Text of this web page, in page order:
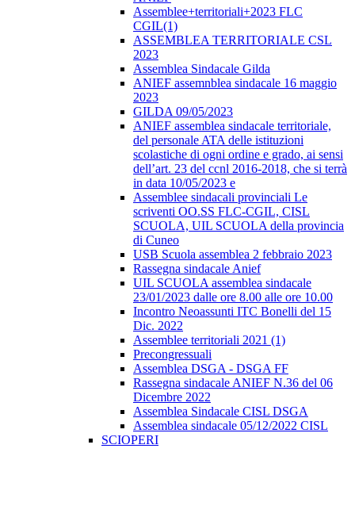
Assemblee+territoriali+2023 FLC
CGIL(1)
ASSEMBLEA TERRITORIALE CSL
2023
Assemblea Sindacale Gilda
ANIEF assemnblea sindacale 16 maggio
2023
GILDA 09/05/2023
ANIEF assemblea sindacale territoriale,
del personale ATA delle istituzioni
scolastiche di ogni ordine e grado, ai sensi
dell’art. 23 del ccnl 2016-2018, che si terrà
in data 10/05/2023 e
Assemblee sindacali provinciali Le
scriventi OO.SS FLC-CGIL, CISL
SCUOLA, UIL SCUOLA della provincia
di Cuneo
USB Scuola assemblea 2 febbraio 2023
Rassegna sindacale Anief
UIL SCUOLA assemblea sindacale
23/01/2023 dalle ore 8.00 alle ore 10.00
Incontro Neoassunti ITC Bonelli del 15
Dic. 2022
Assemblee territoriali 2021 (1)
Precongressuali
Assemblea DSGA - DSGA FF
Rassegna sindacale ANIEF N.36 del 06
Dicembre 2022
Assemblea Sindacale CISL DSGA
Assemblea sindacale 05/12/2022 CISL
SCIOPERI